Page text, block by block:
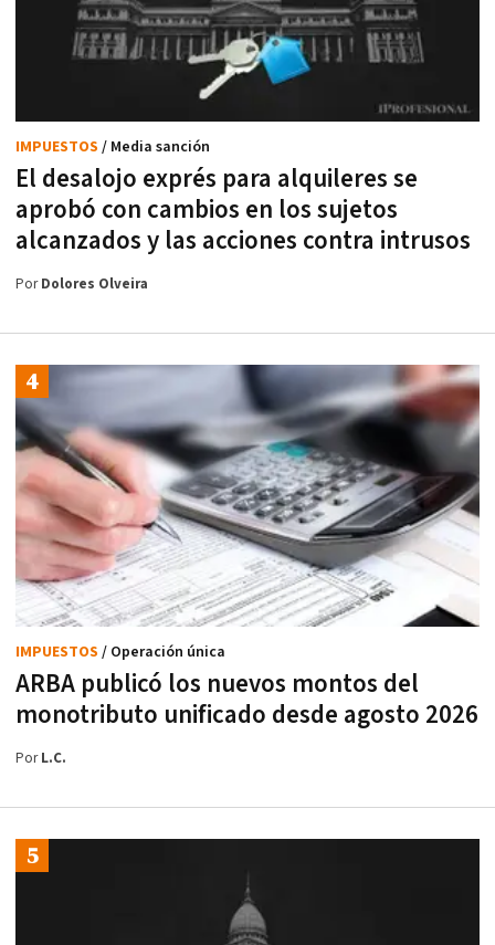
El desalojo exprés para alquileres se
aprobó con cambios en los sujetos
alcanzados y las acciones contra intrusos
IMPUESTOS / Media sanción
PorDolores Olveira
ARBA publicó los nuevos montos del
monotributo unificado desde agosto 2026
IMPUESTOS / Operación única
PorL.C.